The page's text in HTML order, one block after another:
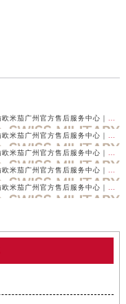
亲身探访欧米茄广州官方售后服务中心｜最新电话与详细地址（2026年7月最新）
亲身探访欧米茄广州官方售后服务中心｜全新地址及服务热线（2026年7月最新）
亲身探访欧米茄广州官方售后服务中心｜详细地址及客服热线（2026年6月最新）
亲身探访欧米茄广州官方售后服务中心｜最新地址与售后热线（2026年6月最新）
亲身探访欧米茄广州官方售后服务中心｜最新地址及服务热线（2026年6月最新）